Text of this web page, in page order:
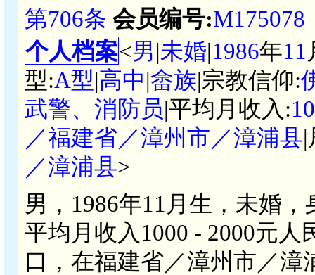
第706条 会员编号:M175078
个人档案<男|未婚|1986年11
型:A型|高中|畲族|宗教信仰:
武警、消防员|平均月收入:
／福建省／漳州市／漳浦县|
／漳浦县>
男，1986年11月生，未婚
平均月收入1000 - 2000元
口，在福建省／漳州市／